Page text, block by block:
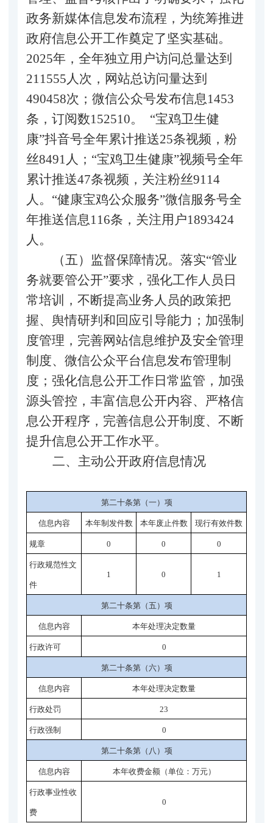
政务新媒体信息发布流程，为统筹推进
政府信息公开工作奠定了坚实基础。
2025年，全年独立用户访问总量达到
211555人次，网站总访问量达到
490458次；微信公众号发布信息1453
条，订阅数152510。
“宝鸡卫生健
康”抖音号全年累计推送25条视频，粉
丝8491人；“宝鸡卫生健康”视频号全年
累计推送47条视频，关注粉丝9114
人。“健康宝鸡公众服务”微信服务号全
年推送信息116条，关注用户1893424
人 。
（五）监督保障情况。落实“管业
务就要管公开”要求， 强化工作人员日
常培训，不断提高业务人员的政策把
握、舆情研判和回应引导能力；加强制
度管理，完善网站信息维护及安全管理
制度、微信公众平台信息发布管理制
度；强化信息公开工作日常监管，加强
源头管控，丰富信息公开内容、严格信
息公开程序，完善信息公开制度、不断
提升信息公开工作水平。
二、主动公开政府信息情况
第二十条第（一）项
信息内容 本年制 发件数 本年废止件数 现行有效件数
规章 0 0 0
行政规范性文
件
1 0 1
第二十条第（五）项
信息内容 本年处理决定数量
行政许可 0
第二十条第（六）项
信息内容 本年处理决定数量
行政处罚 23
行政强制 0
第二十条第（八）项
信息内容 本年收费金额（单位：万元）
行政事业性收
费
0